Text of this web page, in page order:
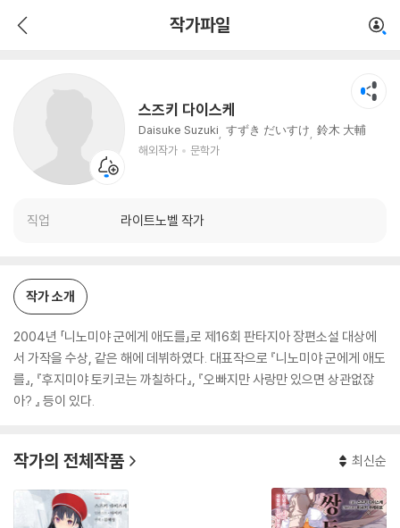
작가파일
스즈키 다이스케
Daisuke Suzuki すずき だいすけ 鈴木 大輔
해외작가
문학가
직업 라이트노벨 작가
작가 소개
2004년 「니노미야 군에게 애도를」로 제16회 판타지아 장편소설 대상에
서 가작을 수상, 같은 해에 데뷔하였다. 대표작으로 『니노미야 군에게 애도
를』, 『후지미야 토키코는 까칠하다』, 『오빠지만 사랑만 있으면 상관없잖
아? 』 등이 있다.
작가의 전체작품 최신순